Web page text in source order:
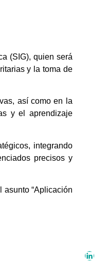
(SIG), quien será
y la toma de
así como en la
y el aprendizaje
integrando
precisos y
asunto “Aplicación